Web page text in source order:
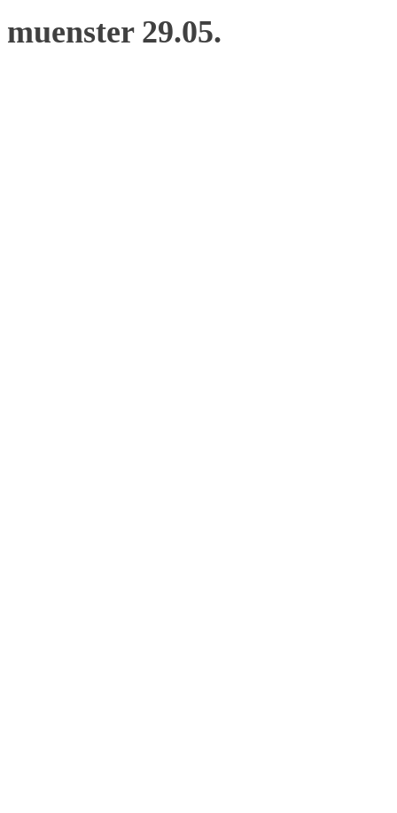
muenster 29.05.